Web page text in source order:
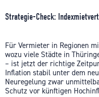
Strategie-Check:
Für Vermieter in Regionen
wozu viele Städte in
– ist jetzt der richtige
Inflation stabil unter dem
Neuregelung zwar
Schutz vor künftigen